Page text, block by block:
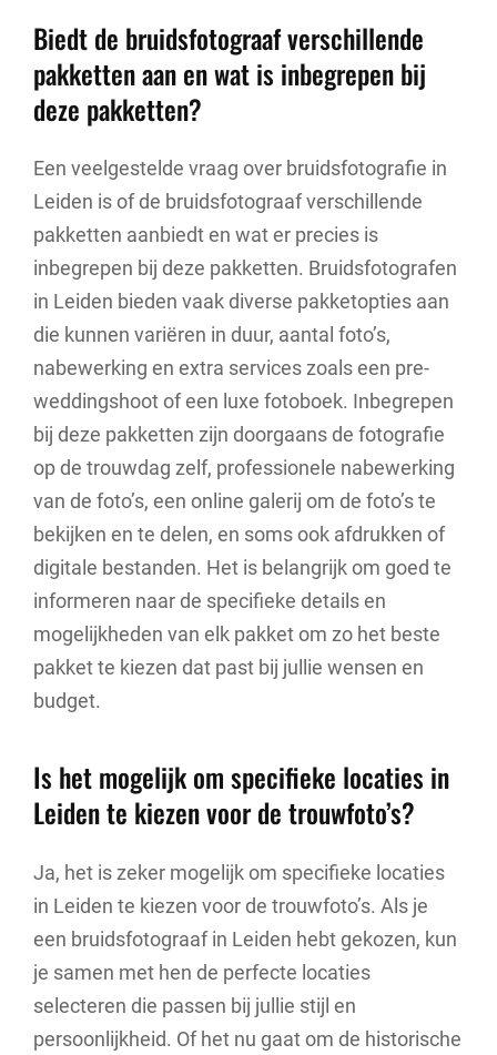
Biedt de bruidsfotograaf verschillende
pakketten aan en wat is inbegrepen bij
deze pakketten?
Een veelgestelde vraag over bruidsfotografie in
Leiden is of de bruidsfotograaf verschillende
pakketten aanbiedt en wat er precies is
inbegrepen bij deze pakketten. Bruidsfotografen
in Leiden bieden vaak diverse pakketopties aan
die kunnen variëren in duur, aantal foto’s,
nabewerking en extra services zoals een pre-
weddingshoot of een luxe fotoboek. Inbegrepen
bij deze pakketten zijn doorgaans de fotografie
op de trouwdag zelf, professionele nabewerking
van de foto’s, een online galerij om de foto’s te
bekijken en te delen, en soms ook afdrukken of
digitale bestanden. Het is belangrijk om goed te
informeren naar de specifieke details en
mogelijkheden van elk pakket om zo het beste
pakket te kiezen dat past bij jullie wensen en
budget.
Is het mogelijk om specifieke locaties in
Leiden te kiezen voor de trouwfoto’s?
Ja, het is zeker mogelijk om specifieke locaties
in Leiden te kiezen voor de trouwfoto’s. Als je
een bruidsfotograaf in Leiden hebt gekozen, kun
je samen met hen de perfecte locaties
selecteren die passen bij jullie stijl en
persoonlijkheid. Of het nu gaat om de historische